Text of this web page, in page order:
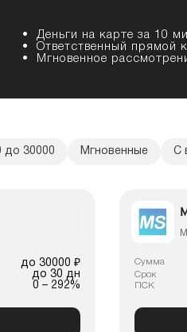
Деньги на карте за 10
Ответственный прямой
Мгновенное
до 30000 Мгновенные С
до 30000 ₽
до 30 дн
0 – 292%
Сумма
Срок
ПСК